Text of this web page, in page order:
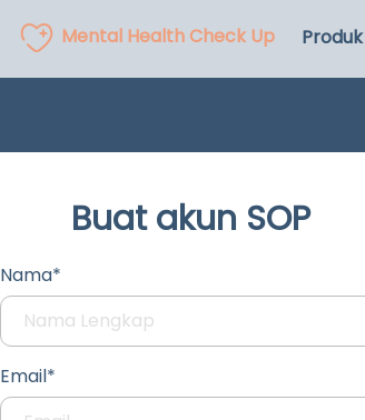
Mental Health Check Up Produk
Buat akun SOP
Nama*
Email*